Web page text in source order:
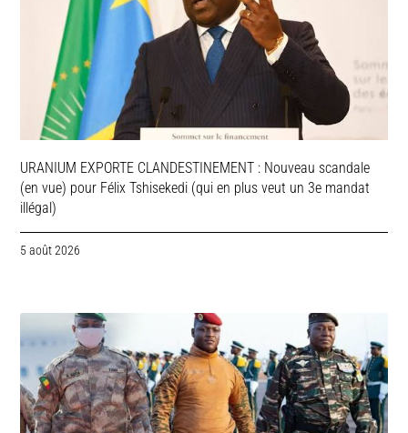
URANIUM EXPORTE CLANDESTINEMENT : Nouveau scandale
(en vue) pour Félix Tshisekedi (qui en plus veut un 3e mandat
illégal)
5 août 2026